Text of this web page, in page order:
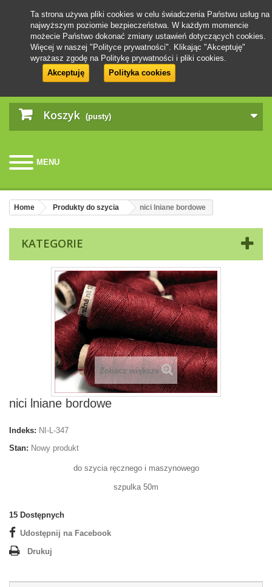
Koszyk (pusty)
MENU
Ta strona używa pliki cookies w celu świadczenia Państwu usług na
najwyższym poziomie bezpieczeństwa. W każdym momencie
możecie Państwo dokonać zmiany ustawień dotyczących cookies.
Więcej w naszej "Polityce prywatności". Klikając "Akceptuję"
wyrażasz zgodę na Politykę prywatności i pliki cookies.
Akceptuję
Polityka cookies
Home Produkty do szycia nici lniane bordowe
KATEGORIE
Zobacz większe
nici lniane bordowe
Indeks: NI-L-347
Stan: Nowy produkt
do szycia ręcznego i maszynowego
szpulka 50m
15 Dostępnych
Udostępnij na Facebook
Drukuj